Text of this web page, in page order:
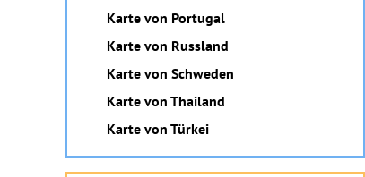
Karte von Portugal
Karte von Russland
Karte von Schweden
Karte von Thailand
Karte von Türkei